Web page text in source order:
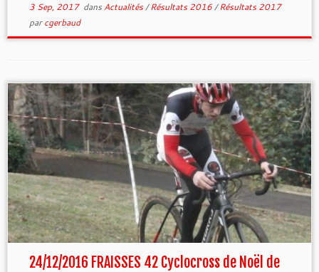
3 Sep, 2017dans Actualités/Résultats 2016/Résultats 2017
parcgerbaud
24/12/2016 FRAISSES 42 Cyclocross de Noël de